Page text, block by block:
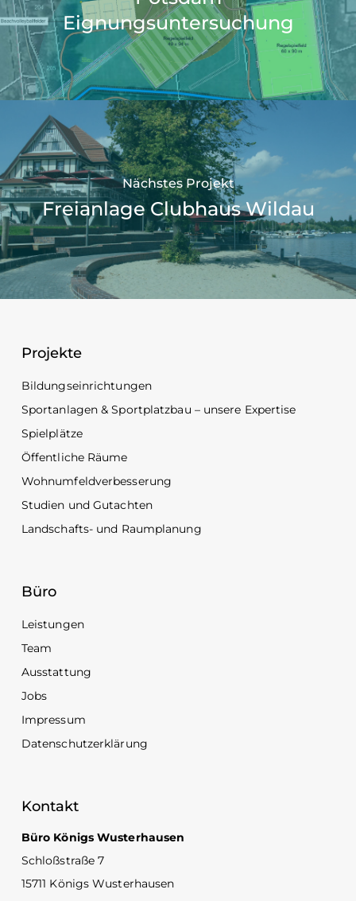
Eignungsuntersuchung
Nächstes Projekt
Freianlage Clubhaus Wildau
Projekte
Bildungseinrichtungen
Sportanlagen & Sportplatzbau – unsere Expertise
Spielplätze
Öffentliche Räume
Wohnumfeldverbesserung
Studien und Gutachten
Landschafts- und Raumplanung
Büro
Leistungen
Team
Ausstattung
Jobs
Impressum
Datenschutzerklärung
Kontakt
Büro Königs Wusterhausen
Schloßstraße 7
15711 Königs Wusterhausen